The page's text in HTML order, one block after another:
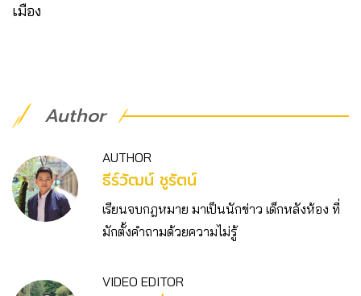
เมือง
Author
AUTHOR
ธีร์วัฒน์ ชูรัตน์
เรียนจบกฎหมาย มาเป็นนักข่าว เด็กหลังห้อง ที่
มักตั้งคำถามด้วยความไม่รู้
VIDEO EDITOR